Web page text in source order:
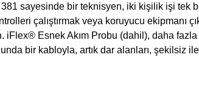
sayesinde bir teknisyen, iki kişilik işi tek
çalıştırmak veya koruyucu ekipmanı
iFlex® Esnek Akım Probu (dahil), daha
bir kabloyla, artık dar alanları, şekilsiz